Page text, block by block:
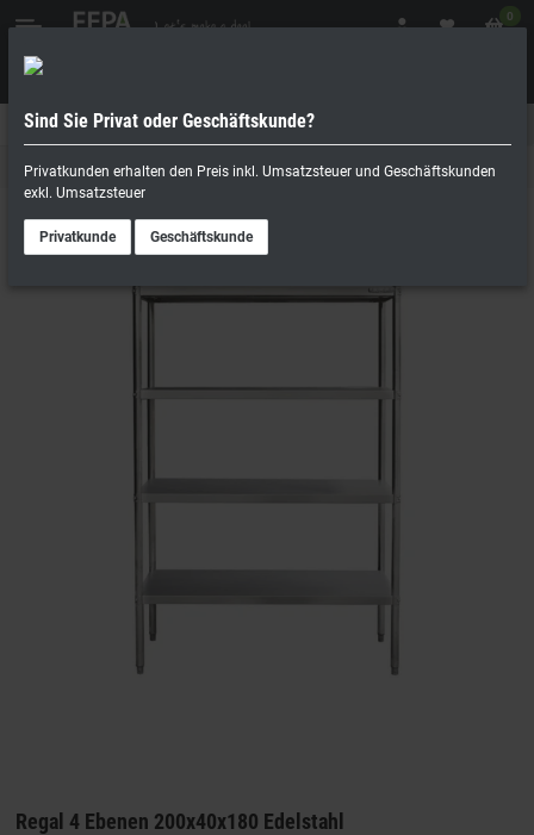
0
Geschäftskunde
Regale
Regal 4 Ebenen 200x40x180 Edelstahl
Sind Sie Privat oder Geschäftskunde?
Privatkunden erhalten den Preis inkl. Umsatzsteuer und Geschäftskunden
exkl. Umsatzsteuer
Privatkunde Geschäftskunde